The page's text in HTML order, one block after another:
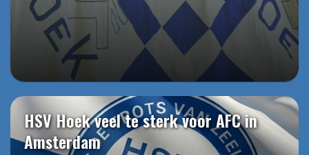
HSV Hoek veel te sterk voor AFC in
Amsterdam